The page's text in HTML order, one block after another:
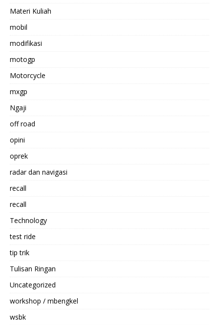
Materi Kuliah
mobil
modifikasi
motogp
Motorcycle
mxgp
Ngaji
off road
opini
oprek
radar dan navigasi
recall
recall
Technology
test ride
tip trik
Tulisan Ringan
Uncategorized
workshop / mbengkel
wsbk